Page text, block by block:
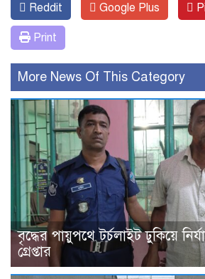
Reddit Google Plus
Print
More News Of This Category
বৃদ্ধের পায়ুপথে টর্চলাইট ঢুকিয়ে
গ্রেপ্তার